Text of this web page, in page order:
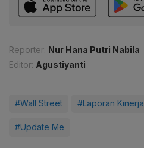
Reporter: Nur Hana Putri Nabila
Editor: Agustiyanti
#Wall Street #Laporan Kinerja
#Update Me